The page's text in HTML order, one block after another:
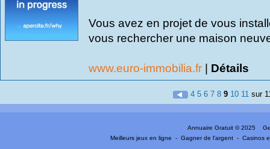
Vous avez en projet de vous
vous rechercher une maison
www.euro-immobilia.fr | Détails
4 5 6 7 8 9 10 11 sur
Annuaire Gratuit © 2025
Meilleurs jeux en ligne
-Gagner de l'argent -Casinos